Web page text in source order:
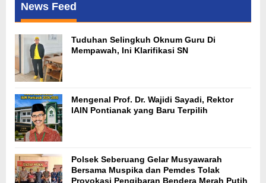
News Feed
Tuduhan Selingkuh Oknum Guru Di
Mempawah, Ini Klarifikasi SN
Mengenal Prof. Dr. Wajidi Sayadi, Rektor
IAIN Pontianak yang Baru Terpilih
Polsek Seberuang Gelar Musyawarah
Bersama Muspika dan Pemdes Tolak
Provokasi Pengibaran Bendera Merah Putih